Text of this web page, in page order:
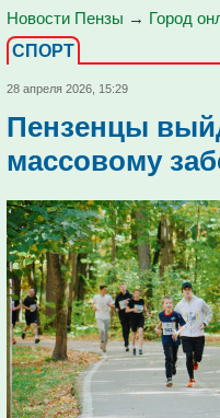
Новости Пензы → Город
СПОРТ
28 апреля 2026, 15:29
Пензенцы
массовому